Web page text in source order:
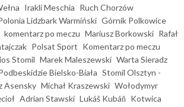
Irakli Meschia Ruch Chorzów
Lidzbark Warmiński Górnik Polkowice
komentarz po meczu Mariusz Borkowski Rafał
Polsat Sport Komentarz po meczu
Stomil Marek Maleszewski Warta Sieradz
Bielsko-Biała Stomil Olsztyn -
Asensky Michał Kraszewski Wołodymyr
Adrian Stawski Lukáš Kubáň Kotwica